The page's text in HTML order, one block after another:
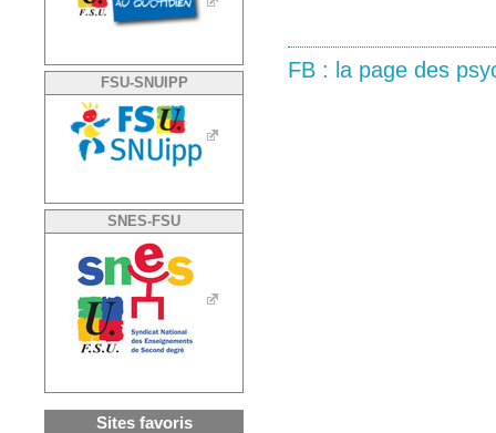
FB : la page des
FSU-SNUIPP
SNES-FSU
Sites favoris